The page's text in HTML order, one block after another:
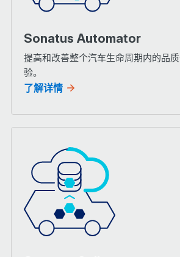
Sonatus Automator
提高和改善整个汽车生命周期内的品
验。
了解详情